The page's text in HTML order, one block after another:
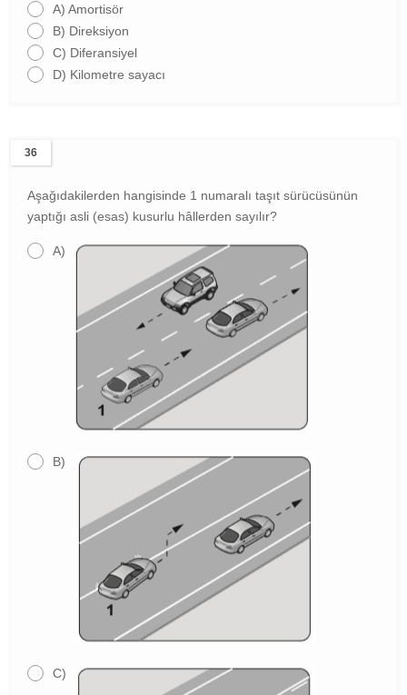
A) Amortisör
B) Direksiyon
C) Diferansiyel
D) Kilometre sayacı
36
Aşağıdakilerden hangisinde 1 numaralı taşıt sürücüsünün
yaptığı asli (esas) kusurlu hâllerden sayılır?
A)
B)
C)